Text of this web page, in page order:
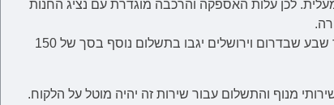
לכן עלות האספקה והרכבה מוגדרת עם נציג החנות
הובלה ליישובים המרוחקים מהמרכז, כגון: כל המרוחק מכרמיאל שבצפון, כל המרוחק מבאר שבע שבדרום וירושלים יגבו בתשלום נוסף בסך של 150
מנוף והתשלום עבור שירות זה יהיה מוטל על הלקוח.